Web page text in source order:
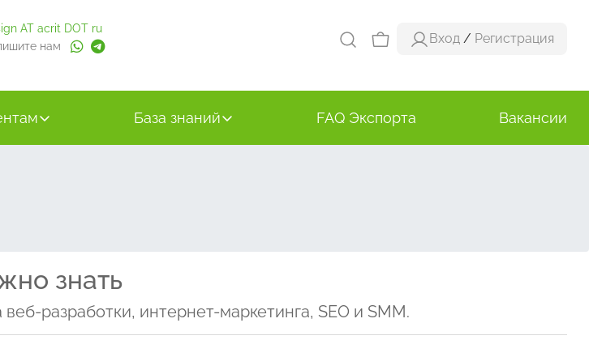
AT acrit DOT ru
нам
Вход / Регистрация
База знаний FAQ Экспорта Вакансии
знать
разработки, интернет-маркетинга, SEO и SMM.